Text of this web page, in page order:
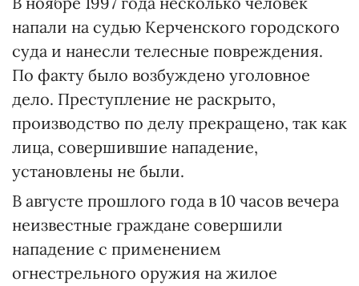
напали на судью Керченского городского
суда и нанесли телесные повреждения.
По факту было возбуждено уголовное
дело. Преступление не раскрыто,
производство по делу прекращено, так как
лица, совершившие нападение,
установлены не были.
В августе прошлого года в 10 часов вечера
неизвестные граждане совершили
нападение с применением
огнестрельного оружия на жилое